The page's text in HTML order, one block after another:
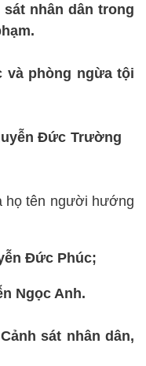
nhân dân trong
và phòng ngừa tội
Đức Trường
họ tên người hướng
Đức Phúc;
Ngọc Anh.
sát nhân dân,